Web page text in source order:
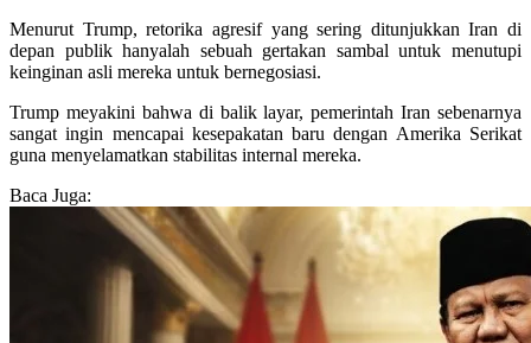
Menurut Trump, retorika agresif yang sering ditunjukkan Iran di
depan publik hanyalah sebuah gertakan sambal untuk menutupi
keinginan asli mereka untuk bernegosiasi.
Trump meyakini bahwa di balik layar, pemerintah Iran sebenarnya
sangat ingin mencapai kesepakatan baru dengan Amerika Serikat
guna menyelamatkan stabilitas internal mereka.
Baca Juga: